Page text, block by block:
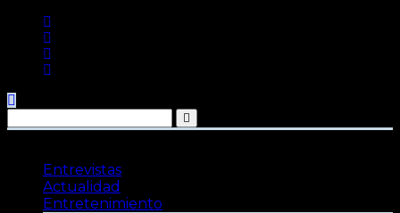
contenido
Entrevistas
Actualidad
Entretenimiento